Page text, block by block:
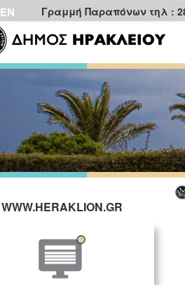
EN Γραμμή Παραπόνων τηλ :
WWW.HERAKLION.GR